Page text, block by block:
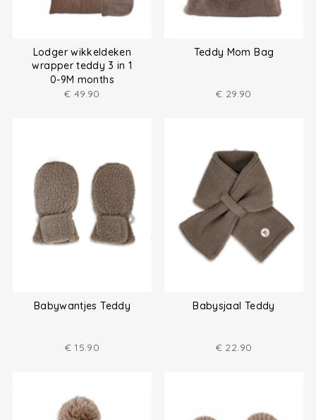
Lodger wikkeldeken
wrapper teddy 3 in 1
0-9M months
€ 49.90
Teddy Mom Bag
€ 29.90
Babywantjes Teddy
€ 15.90
Babysjaal Teddy
€ 22.90